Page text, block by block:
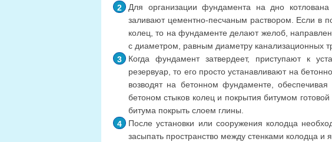
Для организации фундамента на дно
заливают цементно-песчаным раствором. Если в
колец, то на фундаменте делают желоб,
с диаметром, равным диаметру канализационных
Когда фундамент затвердеет, приступают к
резервуар, то его просто устанавливают на
возводят на бетонном фундаменте,
бетоном стыков колец и покрытия битумом
битума покрыть слоем глины.
После установки или сооружения колодца
засыпать пространство между стенками колодца и